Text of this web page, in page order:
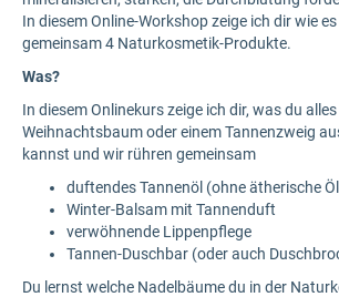
In diesem Online-Workshop zeige ich dir wie
gemeinsam 4 Naturkosmetik-Produkte.
Was?
In diesem Onlinekurs zeige ich dir, was du
Weihnachtsbaum oder einem Tannenzweig
kannst und wir rühren gemeinsam
duftendes Tannenöl (ohne ätherische
Winter-Balsam mit Tannenduft
verwöhnende Lippenpflege
Tannen-Duschbar (oder auch
Du lernst welche Nadelbäume du in der